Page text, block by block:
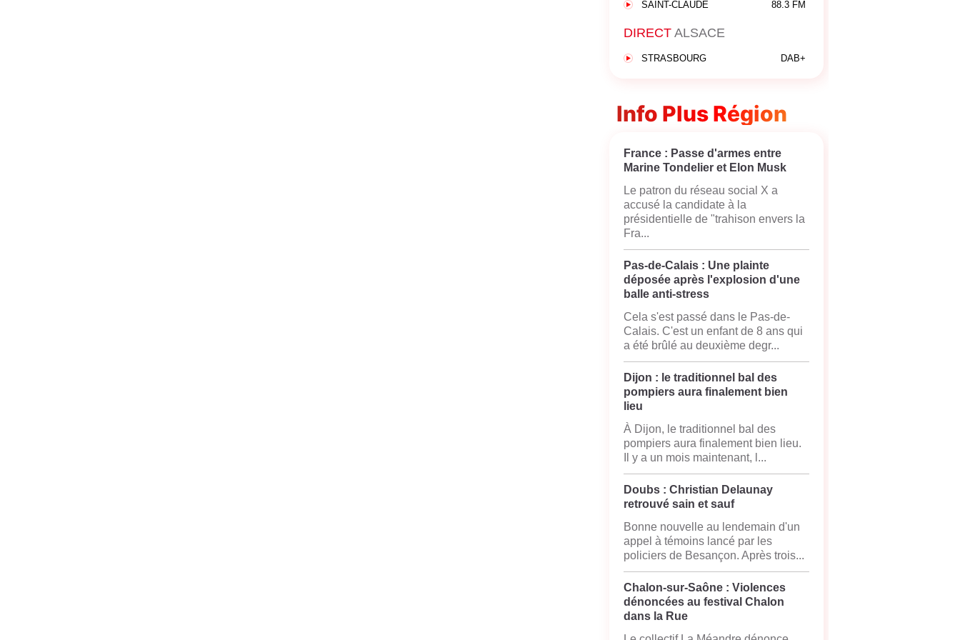
SAINT-CLAUDE 88.3 FM
DIRECTALSACE
STRASBOURG DAB+
Info Plus Région
France : Passe d'armes entre
Marine Tondelier et Elon Musk
Le patron du réseau social X a
accusé la candidate à la
présidentielle de "trahison envers la
Fra...
Pas-de-Calais : Une plainte
déposée après l'explosion d'une
balle anti-stress
Cela s'est passé dans le Pas-de-
Calais. C'est un enfant de 8 ans qui
a été brûlé au deuxième degr...
Dijon : le traditionnel bal des
pompiers aura finalement bien
lieu
À Dijon, le traditionnel bal des
pompiers aura finalement bien lieu.
Il y a un mois maintenant, l...
Doubs : Christian Delaunay
retrouvé sain et sauf
Bonne nouvelle au lendemain d'un
appel à témoins lancé par les
policiers de Besançon. Après trois...
Chalon-sur-Saône : Violences
dénoncées au festival Chalon
dans la Rue